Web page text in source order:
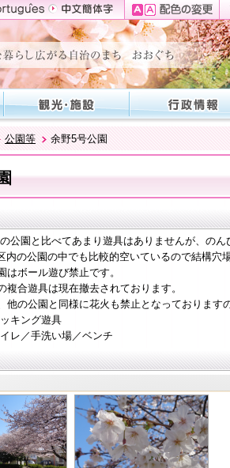
公園等 余野5号公園
公園と比べてあまり遊具はありませんが、のん
の中でも比較的空いているので結構穴場
ル遊び禁止です。
は現在撤去されております。
と同様に花火も禁止となっておりますの
キング遊具
レ／手洗い場／ベンチ